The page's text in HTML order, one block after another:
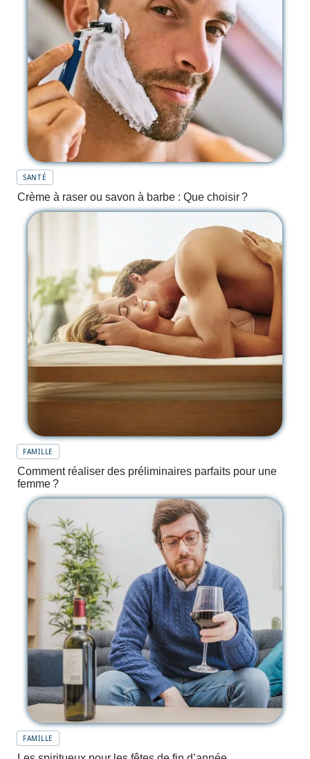
SANTÉ
Crème à raser ou savon à barbe : Que choisir ?
FAMILLE
Comment réaliser des préliminaires parfaits pour une
femme ?
FAMILLE